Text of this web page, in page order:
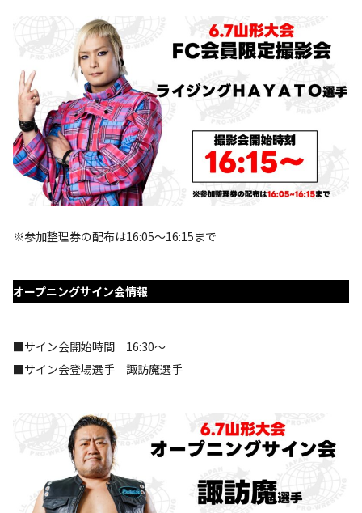
※参加整理券の配布は16:05～16:15まで
オープニングサイン会情報
■サイン会開始時間 16:30～
■サイン会登場選手 諏訪魔選手